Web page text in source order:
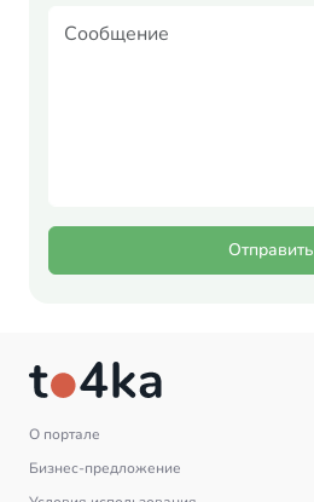
Отправить
О портале
Бизнес-предложение